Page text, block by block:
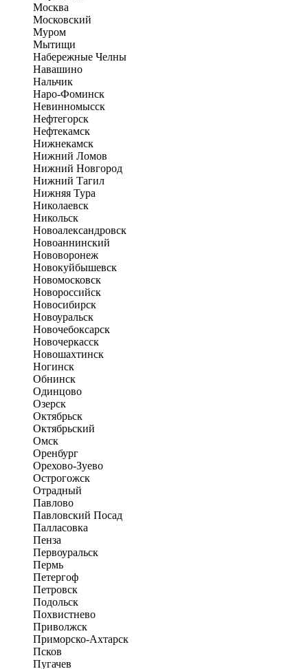
Москва
Московский
Муром
Мытищи
Набережные Челны
Навашино
Нальчик
Наро-Фоминск
Невинномысск
Нефтегорск
Нефтекамск
Нижнекамск
Нижний Ломов
Нижний Новгород
Нижний Тагил
Нижняя Тура
Николаевск
Никольск
Новоалександровск
Новоаннинский
Нововоронеж
Новокуйбышевск
Новомосковск
Новороссийск
Новосибирск
Новоуральск
Новочебоксарск
Новочеркасск
Новошахтинск
Ногинск
Обнинск
Одинцово
Озерск
Октябрьск
Октябрьский
Омск
Оренбург
Орехово-Зуево
Острогожск
Отрадный
Павлово
Павловский Посад
Палласовка
Пенза
Первоуральск
Пермь
Петергоф
Петровск
Подольск
Похвистнево
Приволжск
Приморско-Ахтарск
Псков
Пугачев